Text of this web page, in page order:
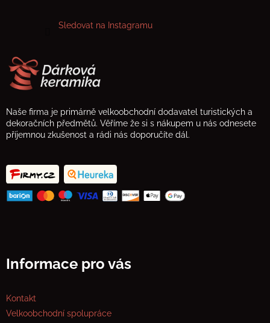
Sledovat na Instagramu
Naše firma je primárně velkoobchodní dodavatel turistických a
dekoračních předmětů. Věříme že si s nákupem u nás odnesete
příjemnou zkušenost a rádi nás doporučíte dál.
Informace pro vás
Kontakt
Velkoobchodní spolupráce